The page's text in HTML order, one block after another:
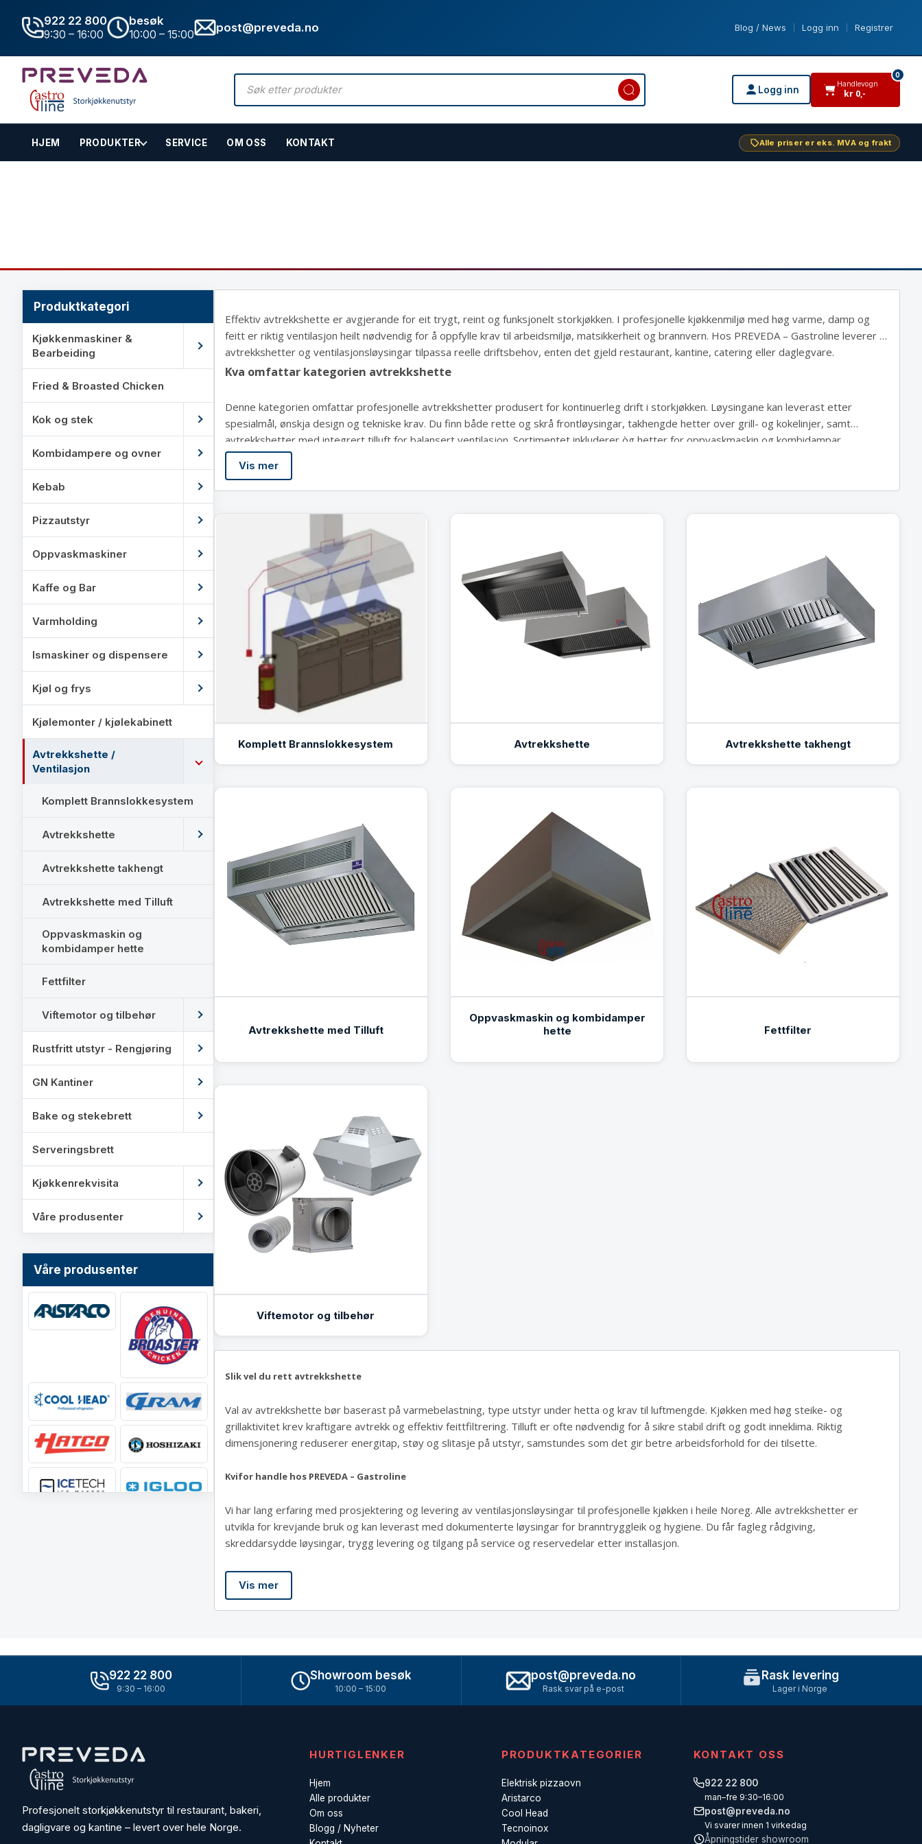
922 22 800
9:30 – 16:00
besøk
10:00 – 15:00
post@preveda.no Blog / News Logg inn Registrer
Products
search
Logg inn
0
varer i handlevogn
Handlevogn
kr0,-
HJEM PRODUKTER SERVICE OM OSS KONTAKT Alle priser er eks. MVA og frakt
Produktkategori
Kjøkkenmaskiner &
Bearbeiding
Fried & Broasted Chicken
Kok og stek
Kombidampere og ovner
Kebab
Pizzautstyr
Oppvaskmaskiner
Kaffe og Bar
Varmholding
Ismaskiner og dispensere
Kjøl og frys
Kjølemonter / kjølekabinett
Avtrekkshette /
Ventilasjon
Komplett Brannslokkesystem
Avtrekkshette
Avtrekkshette takhengt
Avtrekkshette med Tilluft
Oppvaskmaskin og
kombidamper hette
Fettfilter
Viftemotor og tilbehør
Rustfritt utstyr - Rengjøring
GN Kantiner
Bake og stekebrett
Serveringsbrett
Kjøkkenrekvisita
Våre produsenter
Våre produsenter
Effektiv avtrekkshette er avgjerande for eit trygt, reint og funksjonelt storkjøkken. I profesjonelle kjøkkenmiljø med høg varme, damp og
feitt er riktig ventilasjon heilt nødvendig for å oppfylle krav til arbeidsmiljø, matsikkerheit og brannvern. Hos PREVEDA – Gastroline leverer vi
avtrekkshetter og ventilasjonsløysingar tilpassa reelle driftsbehov, enten det gjeld restaurant, kantine, catering eller daglegvare.
Kva omfattar kategorien avtrekkshette
Denne kategorien omfattar profesjonelle avtrekkshetter produsert for kontinuerleg drift i storkjøkken. Løysingane kan leverast etter
spesialmål, ønskja design og tekniske krav. Du finn både rette og skrå frontløysingar, takhengde hetter over grill- og kokelinjer, samt
avtrekkshetter med integrert tilluft for balansert ventilasjon. Sortimentet inkluderer òg hetter for oppvaskmaskin og kombidampar,
komplette brannslokkesystem, innebygde motorar, feittfilter, viftemotorar og naudsynt tilbehøyr.
Vis mer
Komplett Brannslokkesystem Avtrekkshette Avtrekkshette takhengt
Avtrekkshette med Tilluft
Oppvaskmaskin og kombidamper
hette
Fettfilter
Viftemotor og tilbehør
Slik vel du rett avtrekkshette
Val av avtrekkshette bør baserast på varmebelastning, type utstyr under hetta og krav til luftmengde. Kjøkken med høg steike- og
grillaktivitet krev kraftigare avtrekk og effektiv feittfiltrering. Tilluft er ofte nødvendig for å sikre stabil drift og godt inneklima. Riktig
dimensjonering reduserer energitap, støy og slitasje på utstyr, samstundes som det gir betre arbeidsforhold for dei tilsette.
Kvifor handle hos PREVEDA – Gastroline
Vi har lang erfaring med prosjektering og levering av ventilasjonsløysingar til profesjonelle kjøkken i heile Noreg. Alle avtrekkshetter er
utvikla for krevjande bruk og kan leverast med dokumenterte løysingar for branntryggleik og hygiene. Du får fagleg rådgiving,
skreddarsydde løysingar, trygg levering og tilgang på service og reservedelar etter installasjon.
Vis mer
922 22 800
9:30 – 16:00
Showroom besøk
10:00 – 15:00
post@preveda.no
Rask svar på e-post
Rask levering
Lager i Norge
Profesjonelt storkjøkkenutstyr til restaurant, bakeri,
dagligvare og kantine – levert over hele Norge.
HURTIGLENKER
Hjem
Alle produkter
Om oss
Blogg / Nyheter
PRODUKTKATEGORIER
Elektrisk pizzaovn
Aristarco
Cool Head
Tecnoinox
KONTAKT OSS
922 22 800
man–fre 9:30–16:00
post@preveda.no
Vi svarer innen 1 virkedag
Åpningstider showroom